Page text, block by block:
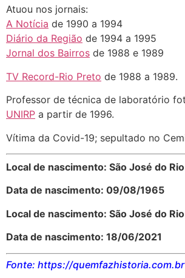
Atuou nos jornais:
A Notícia de 1990 a 1994
Diário da Região de 1994 a 1995
Jornal dos Bairros de 1988 e 1989
TV Record-Rio Preto de 1988 a 1989.
Professor de técnica de laboratório
UNIRP a partir de 1996.
Vítima da Covid-19; sepultado no
Local de nascimento: São José do
Data de nascimento: 09/08/1965
Local de nascimento: São José do
Data de nascimento: 18/06/2021
Fonte: https://quemfazhistoria.com.br